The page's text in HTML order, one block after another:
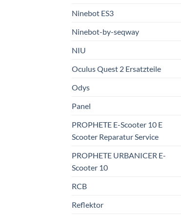
Ninebot ES3
Ninebot-by-seqway
NIU
Oculus Quest 2 Ersatzteile
Odys
Panel
PROPHETE E-Scooter 10 E
Scooter Reparatur Service
PROPHETE URBANICER E-
Scooter 10
RCB
Reflektor